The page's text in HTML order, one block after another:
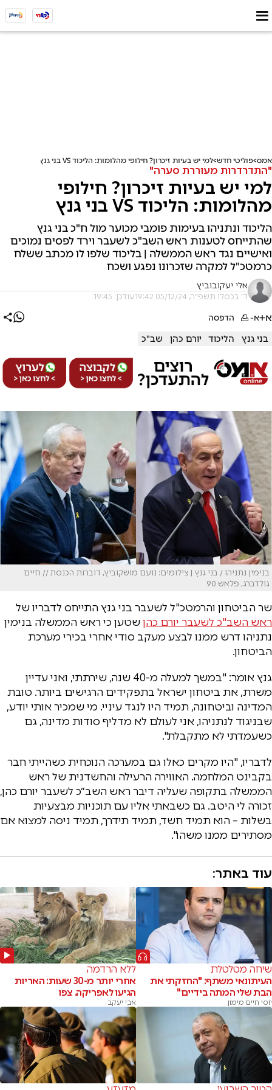
אמס פוליטי חדש למי יש בעיות זיכרון? חילופי מהלומות: הליכוד VS בני גנץ
"התדרדרות מעוררת סערה"
למי יש בעיות זיכרון? חילופי
מהלומות: הליכוד VS בני גנץ
הליכוד ונתניהו בעימות פומבי מכוער מול ח"כ בני גנץ
שהתייחס לטענות ראש השב"כ לשעבר וירד לפסים נמוכים
ואישיים נגד ראש הממשלה | בליכוד שלפו לו מכתב ששלח
כרמטכ"ל למקרה שזכרונו נפגע ושכח
אלי יעקובוביץ
ד' בכסלו תשפ"ה, 05/12/24 19:42 עודכן: 19:45
א+א- הדפסה
בני גנץ הליכוד יורם כהן שב"כ
בנימין נתניהו / בני גנץ | צילומים: נועם מושקוביץ, דוברות הכנסת // חיים
גולדברג, פלאש 90
שר הביטחון והרמטכ"ל לשעבר בני גנץ התייחס לדבריו של
ראש השב"כ לשעבר יורם כהןשטען כי ראש הממשלה בנימין
נתניהו דרש ממנו לבצע מעקב סודי אחרי בכירי מערכת
הביטחון.
גנץ אומר: "במשך למעלה מ-40 שנה, שירתתי, ואני עדיין
משרת, את ביטחון ישראל בתפקידים הרגישים ביותר. טובת
המדינה וביטחונה, תמיד היו לנגד עיניי. מי שמכיר אותי יודע,
שבניגוד לנתניהו, אני לעולם לא מדליף סודות מדינה, גם
כשעמדתי לא מתקבלת".
לדבריו, "היו מקרים כאלו גם במערכה הנוכחית כשהייתי חבר
בקבינט המלחמה. האווירה הרעילה והחשדנית של ראש
הממשלה בתקופה שעליה דיבר ראש השב״כ לשעבר יורם כהן,
זכורה לי היטב. גם כשבאתי אליו עם תוכניות מבצעיות
בשלות – הוא תמיד חשד, תמיד תידרך, תמיד ניסה למצוא אם
מסתירים ממנו משהו".
עוד באתר:
שיחה מטלטלת
העיתונאי משתף: "החזקתי את
הבת שלי המתה בידיים"
יוסי חיים מימון
ללא הרדמה
אחרי יותר מ-30 שעות: האריות
הגיעו לאפריקה. צפו
אבי יעקב